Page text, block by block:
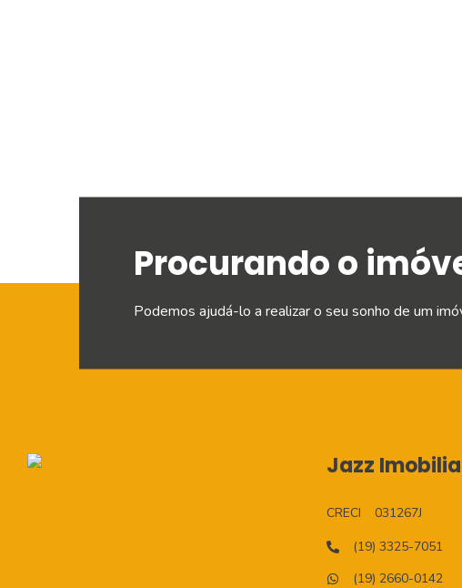
Procurando o
Podemos ajudá-lo a realizar o seu sonho de um
Jazz
CRECI
031267J
(19) 3325-7051
(19) 2660-0142